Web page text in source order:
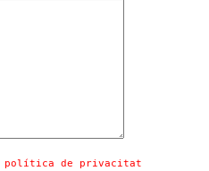
política de privacitat